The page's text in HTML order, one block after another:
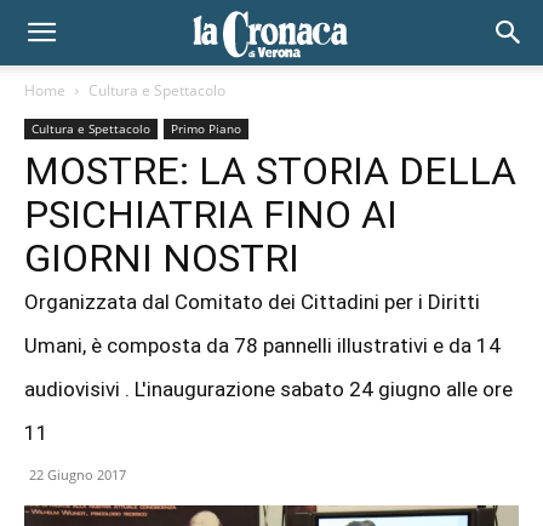
Home Cultura e Spettacolo
Cultura e Spettacolo Primo Piano
MOSTRE: LA STORIA DELLA
PSICHIATRIA FINO AI
GIORNI NOSTRI
Organizzata dal Comitato dei Cittadini per i Diritti
Umani, è composta da 78 pannelli illustrativi e da 14
audiovisivi . L'inaugurazione sabato 24 giugno alle ore
11
22 Giugno 2017